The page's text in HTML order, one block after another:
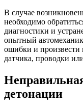
В случае
необходимо
диагностики и
опытный
ошибки и произвести
датчика, проводки
детонации